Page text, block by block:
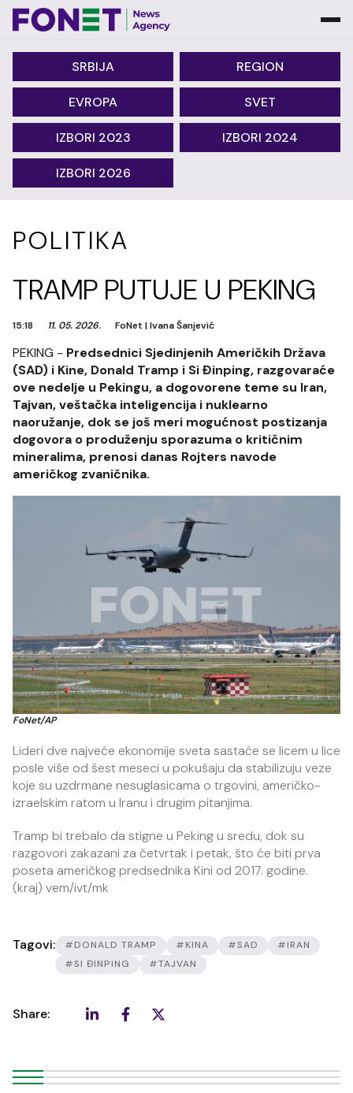
SRBIJA REGION
EVROPA SVET
IZBORI 2023 IZBORI 2024
IZBORI 2026
POLITIKA
TRAMP PUTUJE U PEKING
15:18 11. 05. 2026. FoNet |Ivana Šanjević
PEKING - Predsednici Sjedinjenih Američkih Država
(SAD) i Kine, Donald Tramp i Si Đinping, razgovaraće
ove nedelje u Pekingu, a dogovorene teme su Iran,
Tajvan, veštačka inteligencija i nuklearno
naoružanje, dok se još meri mogućnost postizanja
dogovora o produženju sporazuma o kritičnim
mineralima, prenosi danas Rojters navode
američkog zvaničnika.
FoNet/AP
Lideri dve najveće ekonomije sveta sastaće se licem u lice
posle više od šest meseci u pokušaju da stabilizuju veze
koje su uzdrmane nesuglasicama o trgovini, američko-
izraelskim ratom u Iranu i drugim pitanjima.
Tramp bi trebalo da stigne u Peking u sredu, dok su
razgovori zakazani za četvrtak i petak, što će biti prva
poseta američkog predsednika Kini od 2017. godine.
(kraj) vem/ivt/mk
Tagovi: #DONALD TRAMP #KINA #SAD
#IRAN
#SI ĐINPING
#TAJVAN
Share: